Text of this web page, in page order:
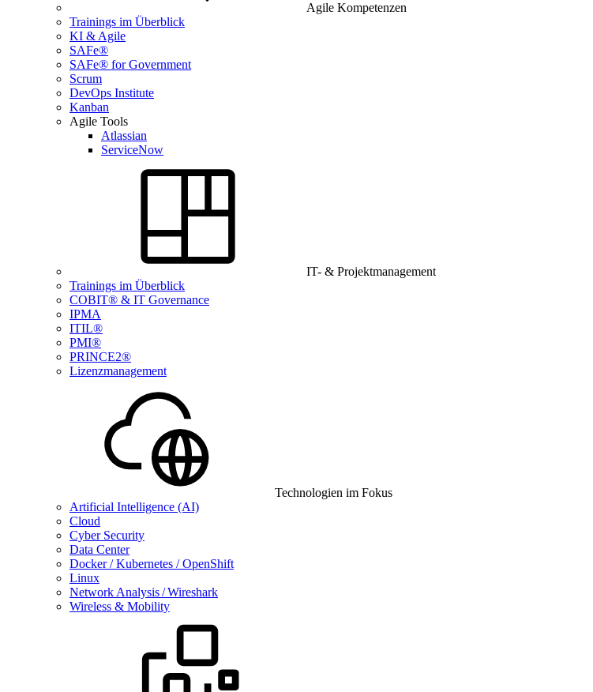
Agile Kompetenzen
Trainings im Überblick
KI & Agile
SAFe®
SAFe® for Government
Scrum
DevOps Institute
Kanban
Agile Tools
Atlassian
ServiceNow
IT- & Projektmanagement
Trainings im Überblick
COBIT® & IT Governance
IPMA
ITIL®
PMI®
PRINCE2®
Lizenzmanagement
Technologien im Fokus
Artificial Intelligence (AI)
Cloud
Cyber Security
Data Center
Docker / Kubernetes / OpenShift
Linux
Network Analysis / Wireshark
Wireless & Mobility